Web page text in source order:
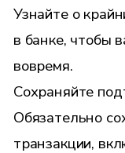
Узнайте о
в банке, чтобы
вовремя.
Сохраняйте
Обязательно
транзакции,